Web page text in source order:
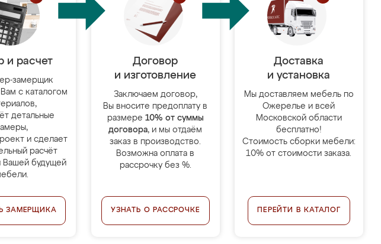
и расчет
замерщик
с каталогом
детальные
и сделает
расчёт
Вашей будущей
ЗАМЕРЩИКА
Договор
и изготовление
Заключаем договор,
Вы вносите предоплату в
размере 10% от суммы
договора, и мы отдаём
заказ в производство.
Возможна оплата в
рассрочку без %.
УЗНАТЬ О РАССРОЧКЕ
Доставка
и установка
Мы доставляем мебель по
Ожерелье и всей
Московской области
бесплатно!
Стоимость сборки мебели:
10% от стоимости заказа.
ПЕРЕЙТИ В КАТАЛОГ